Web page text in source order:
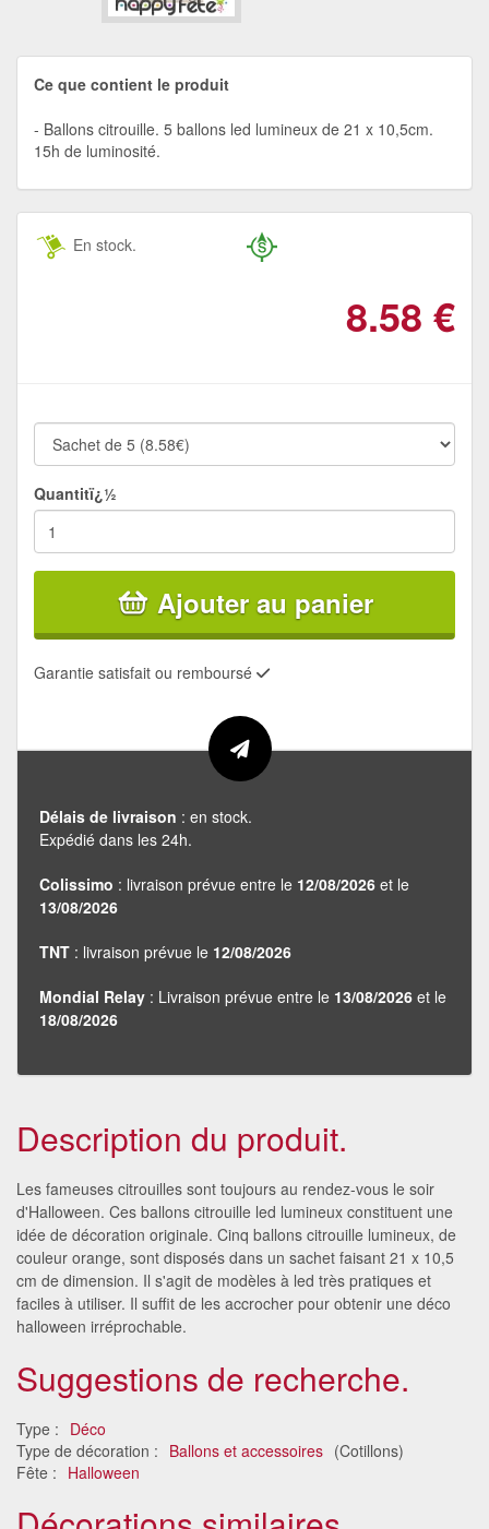
Ce que contient le produit
Ballons citrouille. 5 ballons led lumineux de 21 x 10,5cm.
15h de luminosité.
En stock.
8.58 €
Quantitï¿½
Ajouter au panier
Garantie satisfait ou remboursé
Délais de livraison : en stock.
Expédié dans les 24h.
Colissimo : livraison prévue entre le 12/08/2026 et le
13/08/2026
TNT : livraison prévue le 12/08/2026
Mondial Relay : Livraison prévue entre le 13/08/2026 et le
18/08/2026
Description du produit.
Les fameuses citrouilles sont toujours au rendez-vous le soir
d'Halloween. Ces ballons citrouille led lumineux constituent une
idée de décoration originale. Cinq ballons citrouille lumineux, de
couleur orange, sont disposés dans un sachet faisant 21 x 10,5
cm de dimension. Il s'agit de modèles à led très pratiques et
faciles à utiliser. Il suffit de les accrocher pour obtenir une déco
halloween irréprochable.
Suggestions de recherche.
Type : Déco
Type de décoration : Ballons et accessoires (Cotillons)
Fête : Halloween